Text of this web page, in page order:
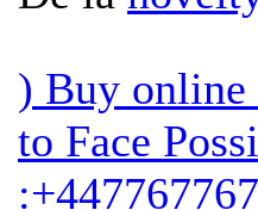
) Buy online
to Face